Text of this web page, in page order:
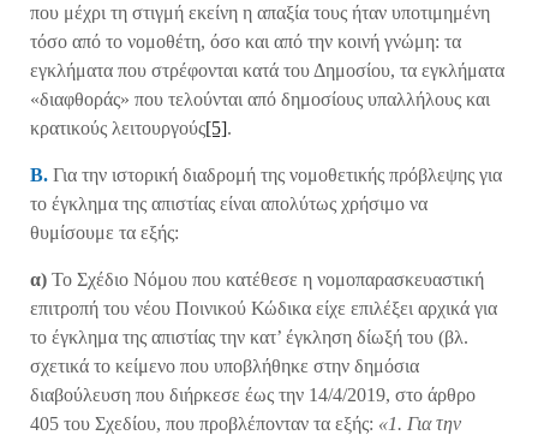
που μέχρι τη στιγμή εκείνη η απαξία τους ήταν υποτιμημένη
τόσο από το νομοθέτη, όσο και από την κοινή γνώμη: τα
εγκλήματα που στρέφονται κατά του Δημοσίου, τα εγκλήματα
«διαφθοράς» που τελούνται από δημοσίους υπαλλήλους και
κρατικούς λειτουργούς[5].
Β. Για την ιστορική διαδρομή της νομοθετικής πρόβλεψης για
το έγκλημα της απιστίας είναι απολύτως χρήσιμο να
θυμίσουμε τα εξής:
α) Το Σχέδιο Νόμου που κατέθεσε η νομοπαρασκευαστική
επιτροπή του νέου Ποινικού Κώδικα είχε επιλέξει αρχικά για
το έγκλημα της απιστίας την κατ’ έγκληση δίωξή του (βλ.
σχετικά το κείμενο που υποβλήθηκε στην δημόσια
διαβούλευση που διήρκεσε έως την 14/4/2019, στο άρθρο
405 του Σχεδίου, που προβλέπονταν τα εξής: «1. Για την